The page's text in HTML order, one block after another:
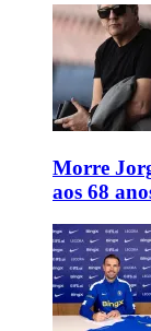
Morre
aos 68